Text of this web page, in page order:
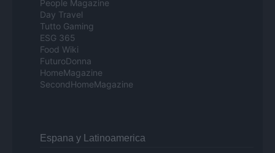
People Magazine
Day Travel
Tutto Gaming
ESG 365
Food Wiki
FuturoDonna
HomeMagazine
SecondHomeMagazine
Espana y Latinoamerica